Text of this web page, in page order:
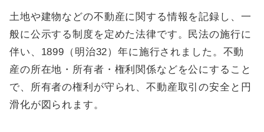
土地や建物などの不動産に関する情報を記録し、一
般に公示する制度を定めた法律です。民法の施行に
伴い、1899（明治32）年に施行されました。不動
産の所在地・所有者・権利関係などを公にすること
で、所有者の権利が守られ、不動産取引の安全と円
滑化が図られます。